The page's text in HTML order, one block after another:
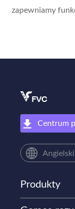
zapewniamy
Centrum
Angielski
Produkty